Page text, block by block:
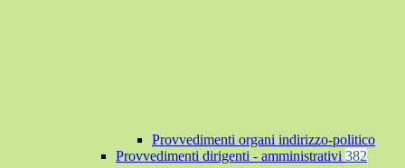
Provvedimenti organi indirizzo-politico
Provvedimenti dirigenti - amministrativi 382